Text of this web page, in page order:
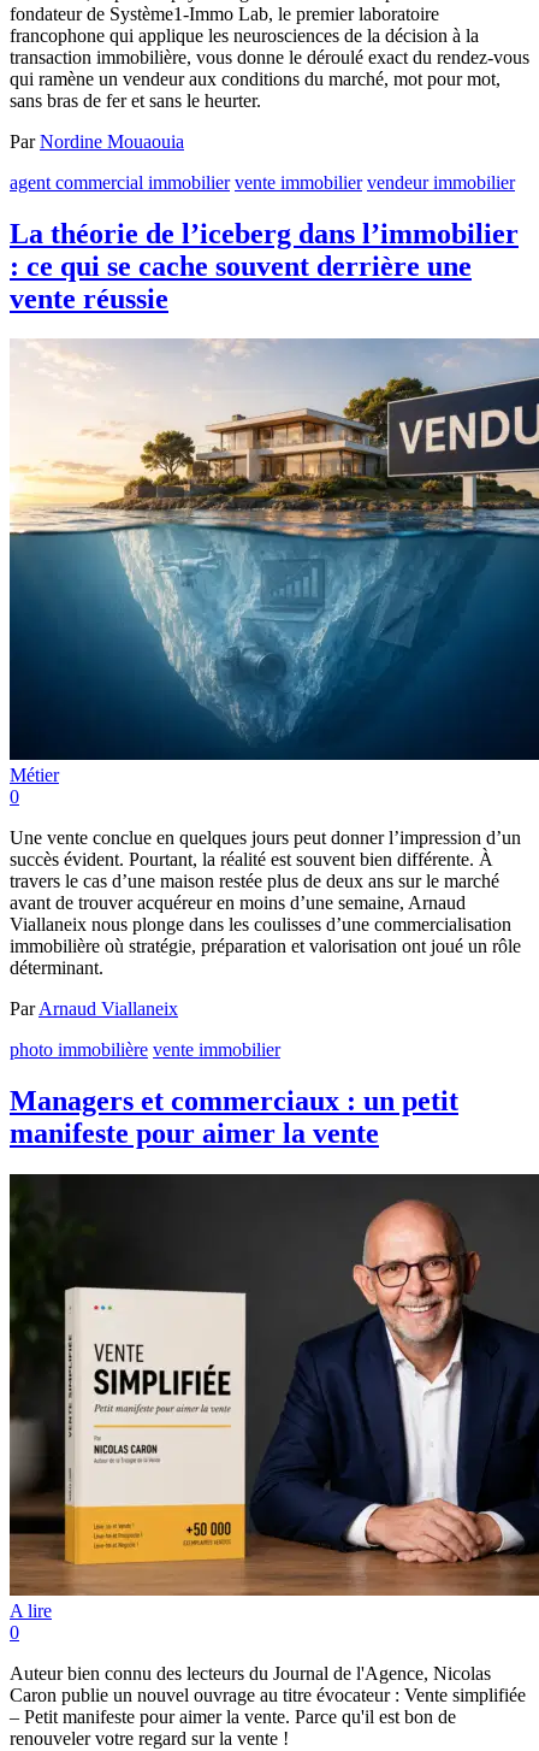
fondateur de Système1-Immo Lab, le premier laboratoire
francophone qui applique les neurosciences de la décision à la
transaction immobilière, vous donne le déroulé exact du rendez-vous
qui ramène un vendeur aux conditions du marché, mot pour mot,
sans bras de fer et sans le heurter.
ParNordine Mouaouia
agent commercial immobilier vente immobilier vendeur immobilier
La théorie de l’iceberg dans l’immobilier
: ce qui se cache souvent derrière une
vente réussie
Métier
0
Une vente conclue en quelques jours peut donner l’impression d’un
succès évident. Pourtant, la réalité est souvent bien différente. À
travers le cas d’une maison restée plus de deux ans sur le marché
avant de trouver acquéreur en moins d’une semaine, Arnaud
Viallaneix nous plonge dans les coulisses d’une commercialisation
immobilière où stratégie, préparation et valorisation ont joué un rôle
déterminant.
ParArnaud Viallaneix
photo immobilière vente immobilier
Managers et commerciaux : un petit
manifeste pour aimer la vente
A lire
0
Auteur bien connu des lecteurs du Journal de l'Agence, Nicolas
Caron publie un nouvel ouvrage au titre évocateur : Vente simplifiée
– Petit manifeste pour aimer la vente. Parce qu'il est bon de
renouveler votre regard sur la vente !